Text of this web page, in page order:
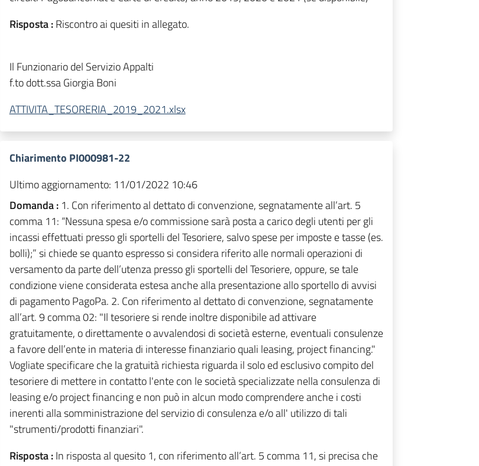
Risposta :Riscontro ai quesiti in allegato.
Il Funzionario del Servizio Appalti
f.to dott.ssa Giorgia Boni
ATTIVITA_TESORERIA_2019_2021.xlsx
Chiarimento PI000981-22
Ultimo aggiornamento: 11/01/2022 10:46
Domanda : 1. Con riferimento al dettato di convenzione, segnatamente all’art. 5
comma 11: “Nessuna spesa e/o commissione sarà posta a carico degli utenti per gli
incassi effettuati presso gli sportelli del Tesoriere, salvo spese per imposte e tasse (es.
bolli);” si chiede se quanto espresso si considera riferito alle normali operazioni di
versamento da parte dell’utenza presso gli sportelli del Tesoriere, oppure, se tale
condizione viene considerata estesa anche alla presentazione allo sportello di avvisi
di pagamento PagoPa. 2. Con riferimento al dettato di convenzione, segnatamente
all’art. 9 comma 02: "Il tesoriere si rende inoltre disponibile ad attivare
gratuitamente, o direttamente o avvalendosi di società esterne, eventuali consulenze
a favore dell’ente in materia di interesse finanziario quali leasing, project financing."
Vogliate specificare che la gratuità richiesta riguarda il solo ed esclusivo compito del
tesoriere di mettere in contatto l'ente con le società specializzate nella consulenza di
leasing e/o project financing e non può in alcun modo comprendere anche i costi
inerenti alla somministrazione del servizio di consulenza e/o all' utilizzo di tali
"strumenti/prodotti finanziari".
Risposta :In risposta al quesito 1, con riferimento all’art. 5 comma 11, si precisa che